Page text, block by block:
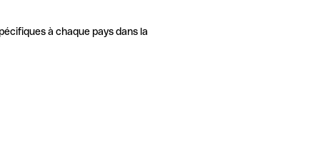
à chaque pays dans la